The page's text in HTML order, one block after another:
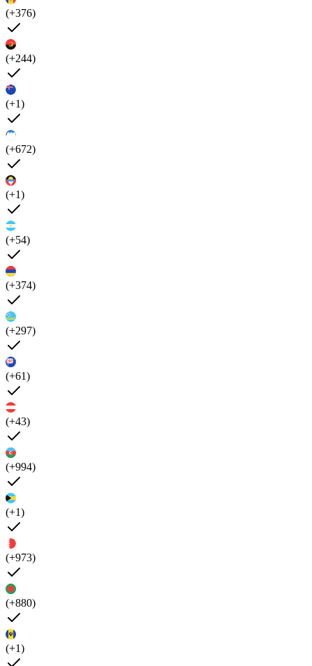
(+376)
(+244)
(+1)
(+672)
(+1)
(+54)
(+374)
(+297)
(+61)
(+43)
(+994)
(+1)
(+973)
(+880)
(+1)